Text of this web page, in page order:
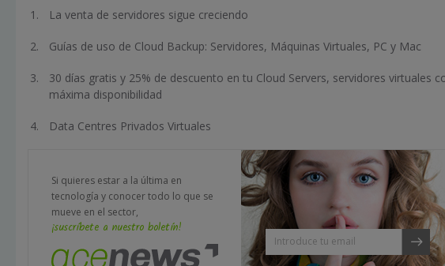
La venta de servidores sigue creciendo
Guías de uso de Cloud Backup: Servidores, Máquinas Virtuales, PC y Mac
30 días gratis y 25% de descuento en tu Cloud Servers, servidores virtuales
máxima disponibilidad
Data Centres Privados Virtuales
Si quieres estar a la última en
tecnología y conocer todo lo que se
mueve en el sector,
¡suscríbete a nuestro boletín!